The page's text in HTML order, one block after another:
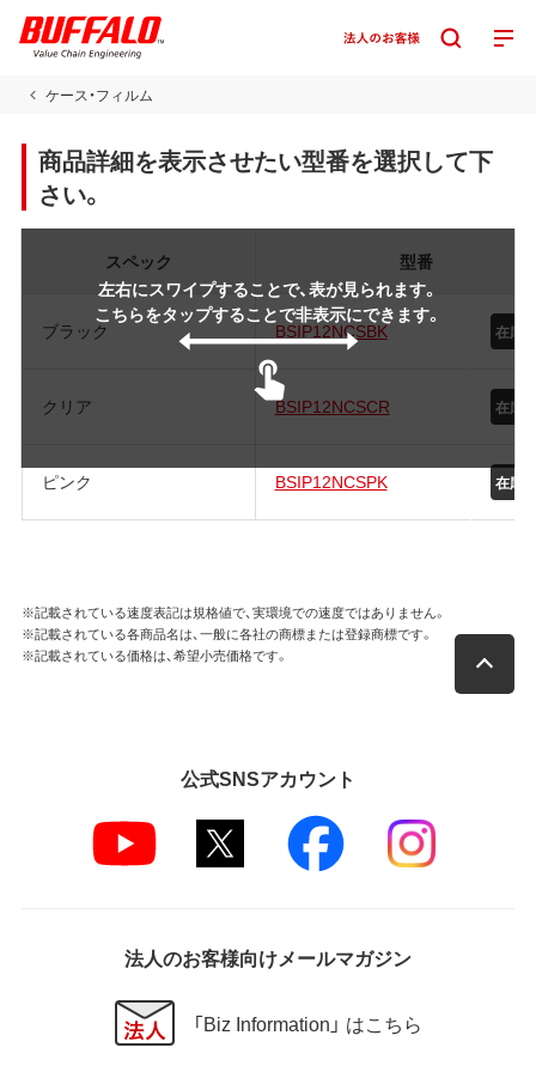
ケース・フィルム
商品詳細を表示させたい型番を選択して下
さい。
左右にスワイプすることで、表が見られます。
こちらをタップすることで非表示にできます。
スペック 型番
ブラック BSIP12NCSBK 在庫
クリア BSIP12NCSCR 在庫
ピンク BSIP12NCSPK 在庫
※記載されている速度表記は規格値で、実環境での速度ではありません。
※記載されている各商品名は、一般に各社の商標または登録商標です。
※記載されている価格は、希望小売価格です。
公式SNSアカウント
法人のお客様向けメールマガジン
「Biz Information」 はこちら